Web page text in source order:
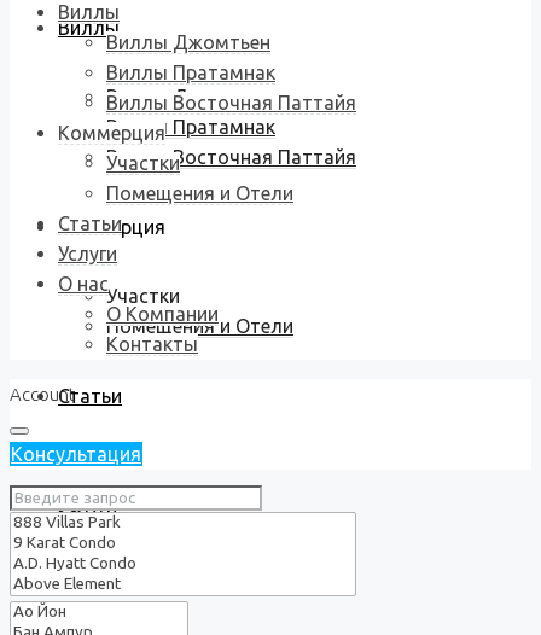
Виллы
Виллы Джомтьен
Виллы Пратамнак
Виллы Восточная Паттайя
Коммерция
Участки
Помещения и Отели
Статьи
Услуги
О нас
Виллы
Виллы Джомтьен
Виллы Пратамнак
Виллы Восточная Паттайя
Коммерция
Участки
Помещения и Отели
Статьи
Услуги
О нас
О Компании
Контакты
Account
Консультация